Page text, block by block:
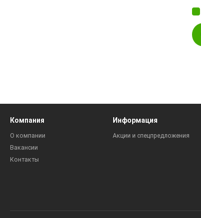
Компания
О компании
Вакансии
Контакты
Информация
Акции и спецпредложения